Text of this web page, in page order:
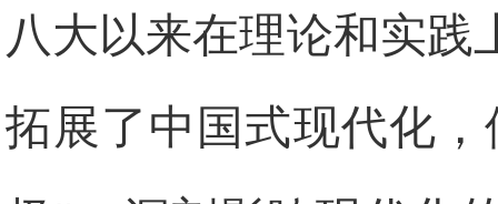
八大以来在理论和实践
拓展了中国式现代化